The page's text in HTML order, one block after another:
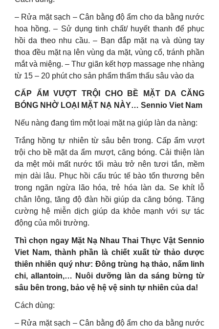
– Rửa mặt sạch – Cân bằng độ ẩm cho da bằng nước
hoa hồng. – Sử dụng tinh chất/ huyết thanh để phục
hồi da theo nhu cầu. – Bạn đắp mặt nạ và dùng tay
thoa đều mặt nạ lên vùng da mặt, vùng cổ, tránh phần
mắt và miệng. – Thư giãn kết hợp massage nhẹ nhàng
từ 15 – 20 phút cho sản phẩm thẩm thấu sâu vào da
CẤP ẨM VƯỢT TRỘI CHO BỀ MẶT DA CĂNG
BÓNG NHỜ LOẠI MẶT NẠ NÀY… Sennio Viet Nam
Nếu nàng đang tìm một loại mặt nạ giúp làn da nàng:
Trắng hồng tự nhiên từ sâu bên trong. Cấp ẩm vượt
trội cho bề mặt da ẩm mượt, căng bóng. Cải thiện làn
da mệt mỏi mất nước tối màu trở nên tươi tắn, mềm
mịn dài lâu. Phục hồi cấu trúc tế bào tổn thương bên
trong ngăn ngừa lão hóa, trẻ hóa làn da. Se khít lỗ
chân lông, tăng độ đàn hồi giúp da căng bóng. Tăng
cường hệ miễn dịch giúp da khỏe mạnh với sự tác
động của môi trường.
Thì chọn ngay Mặt Nạ Nhau Thai Thực Vật Sennio
Viet Nam, thành phần là chiết xuất từ thảo dược
thiên nhiên quý như: Đông trùng hạ thảo, nấm linh
chi, allantoin,… Nuôi dưỡng làn da sáng bừng từ
sâu bên trong, bảo vệ hệ vệ sinh tự nhiên của da!
Cách dùng:
– Rửa mặt sạch – Cân bằng độ ẩm cho da bằng nước